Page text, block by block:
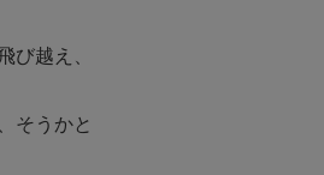
び越え、
そうかと